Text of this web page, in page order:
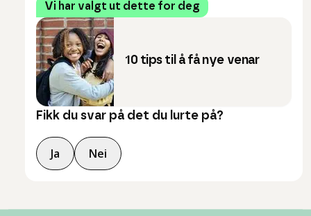
Vi har valgt ut dette for deg
10 tips til å få nye venar
Fikk du svar på det du lurte på?
Ja Nei